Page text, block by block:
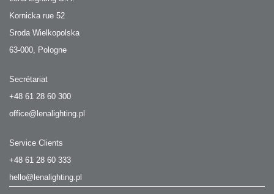
Kornicka rue 52
Sroda Wielkopolska
63-000, Pologne
Secrétariat
+48 61 28 60 300
office@lenalighting.pl
Service Clients
+48 61 28 60 333
hello@lenalighting.pl